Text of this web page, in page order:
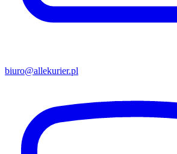
biuro@allekurier.pl